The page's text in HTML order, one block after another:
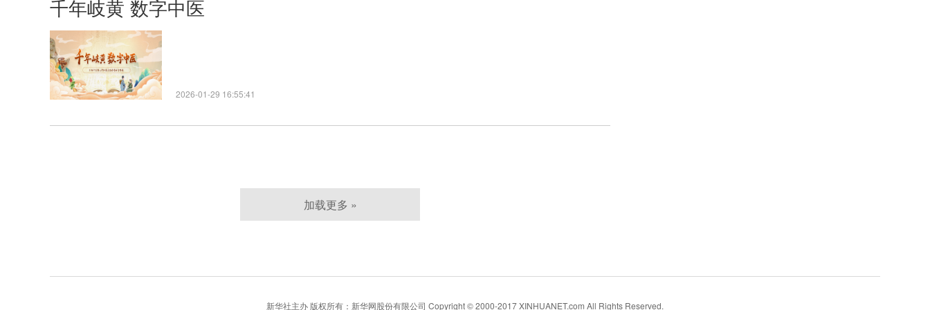
千年岐黄 数字中医
2026-01-29 16:55:41
加载更多 »
新华社主办 版权所有：新华网股份有限公司 Copyright © 2000-2017 XINHUANET.com All Rights Reserved.